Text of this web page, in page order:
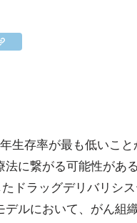
生存率が最も低いこ
に繋がる可能性があ
ドラッグデリバリシ
デルにおいて、がん組